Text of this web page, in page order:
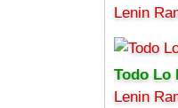
Lenin
Todo Lo
Lenin